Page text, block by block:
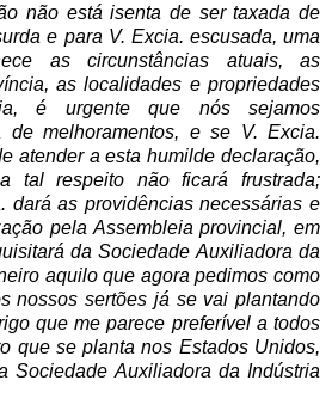
não está isenta de ser taxada de
e para V. Excia. escusada, uma
as circunstâncias atuais, as
as localidades e propriedades
é urgente que nós sejamos
de melhoramentos, e se V. Excia.
atender a esta humilde declaração,
tal respeito não ficará frustrada;
dará as providências necessárias e
pela Assembleia provincial, em
da Sociedade Auxiliadora da
aquilo que agora pedimos como
nossos sertões já se vai plantando
que me parece preferível a todos
que se planta nos Estados Unidos,
Sociedade Auxiliadora da Indústria